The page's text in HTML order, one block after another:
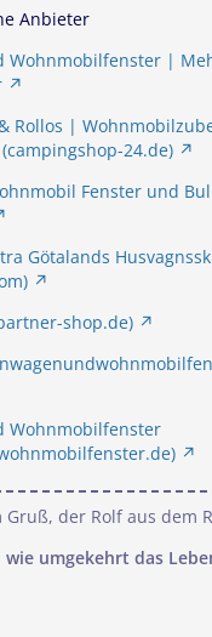
Anbieter
Wohnmobilfenster |
Rollos |
24.de)
Fenster und
Götalands
shop.de)
Wohnmobilfenster
der Rolf aus dem
umgekehrt das